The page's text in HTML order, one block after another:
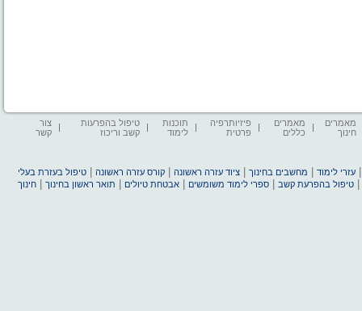
מאמרים
חינוך
מאמרים
כללים
פיזיותרפיה
פרטית
תוכנות
לימוד
טיפול בהפרעות
קשב וריכוז
צור
קשר
עזרי לימוד מחשבים בחינוך |ציוד עזרה ראשונה |קורס עזרה ראשונה |טיפול בעזרת בעלי
|טיפול בהפרעת קשב |ספרי לימוד משומשים |אבטחת טיולים תואר ראשון בחינוך |חינוך